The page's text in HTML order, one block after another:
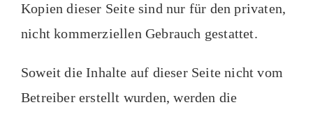
Kopien dieser Seite sind nur für den privaten,
nicht kommerziellen Gebrauch gestattet.
Soweit die Inhalte auf dieser Seite nicht vom
Betreiber erstellt wurden, werden die